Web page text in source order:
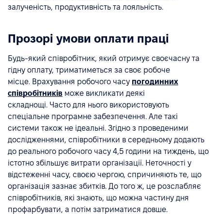
залученість, продуктивність та лояльність.
Прозорі умови оплати праці
Будь-який співробітник, який отримує своєчасну та
гідну оплату, триматиметься за своє робоче
місце. Врахування робочого часу погодинних
співробітників може викликати деякі
складнощі. Часто для нього використовують
спеціальне програмне забезпечення. Але такі
системи також не ідеальні. Згідно з проведеними
дослідженнями, співробітники в середньому додають
до реального робочого часу 4,5 години на тиждень, що
істотно збільшує витрати організації. Неточності у
відстеженні часу, своєю чергою, спричиняють те, що
організація зазнає збитків. До того ж, це розслабляє
співробітників, які знають, що можна частину дня
профарбувати, а потім затриматися довше.